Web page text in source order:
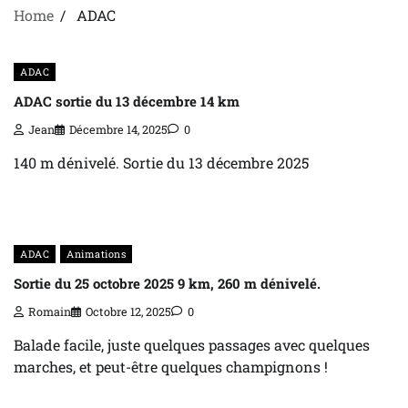
Home ADAC
ADAC
ADAC sortie du 13 décembre 14 km
Jean Décembre 14, 2025 0
140 m dénivelé. Sortie du 13 décembre 2025
ADAC Animations
Sortie du 25 octobre 2025 9 km, 260 m dénivelé.
Romain Octobre 12, 2025 0
Balade facile, juste quelques passages avec quelques
marches, et peut-être quelques champignons !